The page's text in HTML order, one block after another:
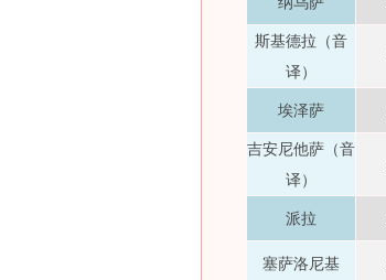
斯基德拉（音
译）
埃泽萨
吉安尼他萨（音
译）
派拉
塞萨洛尼基